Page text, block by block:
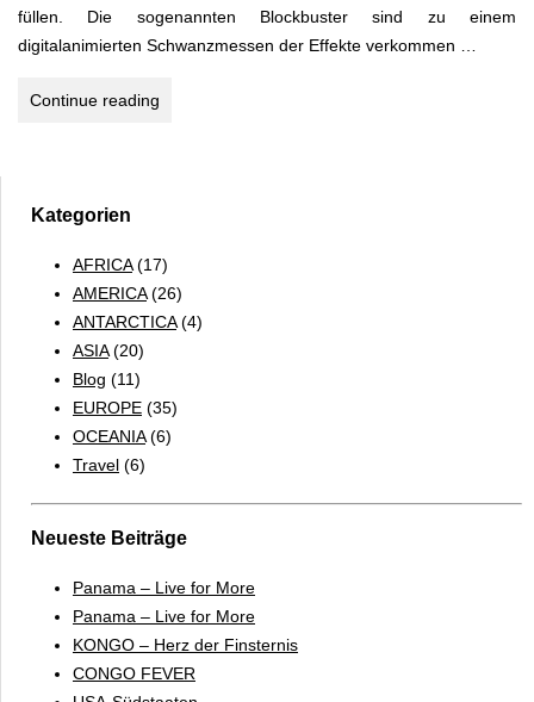
füllen. Die sogenannten Blockbuster sind zu einem
digitalanimierten Schwanzmessen der Effekte verkommen …
Continue reading
Kategorien
AFRICA(17)
AMERICA(26)
ANTARCTICA(4)
ASIA(20)
Blog (11)
EUROPE (35)
OCEANIA(6)
Travel (6)
Neueste Beiträge
Panama – Live for More
Panama – Live for More
KONGO – Herz der Finsternis
CONGO FEVER